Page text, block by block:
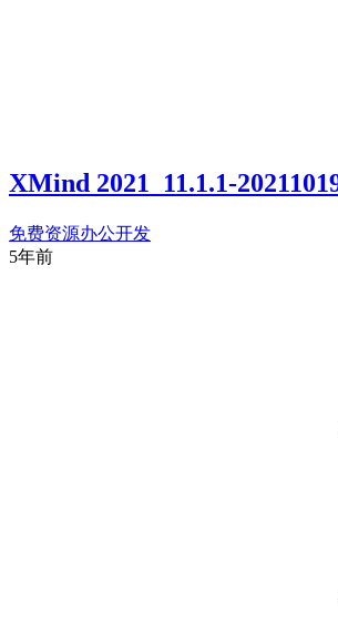
XMind 2021_11.1.1-
免费资源办公开发
5年前